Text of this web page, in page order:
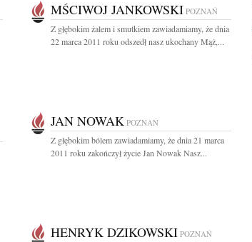
MŚCIWOJ JANKOWSKI POZNAŃ
Z głębokim żalem i smutkiem zawiadamiamy, że dnia
22 marca 2011 roku odszedł nasz ukochany Mąż,...
JAN NOWAK POZNAŃ
Z głębokim bólem zawiadamiamy, że dnia 21 marca
2011 roku zakończył życie Jan Nowak Nasz...
HENRYK DZIKOWSKI POZNAŃ